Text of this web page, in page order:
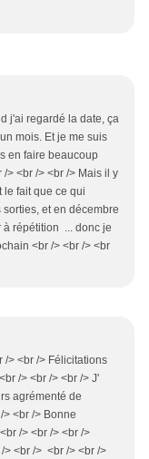
j'ai regardé la date, ça
mois. Et je me suis
en faire beaucoup
> <br /> <br /> Mais il y
le fait que ce qui
et en décembre
à répétition ... donc je
<br /> <br /> <br
/> <br /> Félicitations
/> <br /> <br /> J'
agrémenté de
<br /> Bonne
/> <br /> <br />
> <br /> <br /> <br />